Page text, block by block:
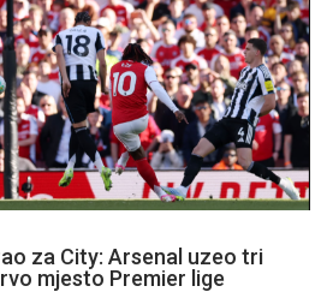
za City: Arsenal uzeo tri
mjesto Premier lige